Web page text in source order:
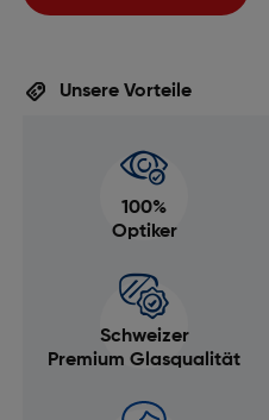
Unsere Vorteile
100%
Optiker
Schweizer
Premium Glasqualität